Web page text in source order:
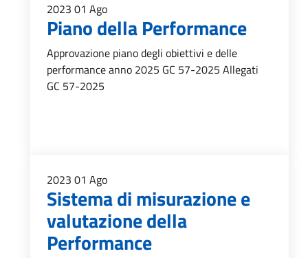
2023 01 Ago
Piano della Performance
Approvazione piano degli obiettivi e delle
performance anno 2025 GC 57-2025 Allegati
GC 57-2025
2023 01 Ago
Sistema di misurazione e
valutazione della
Performance